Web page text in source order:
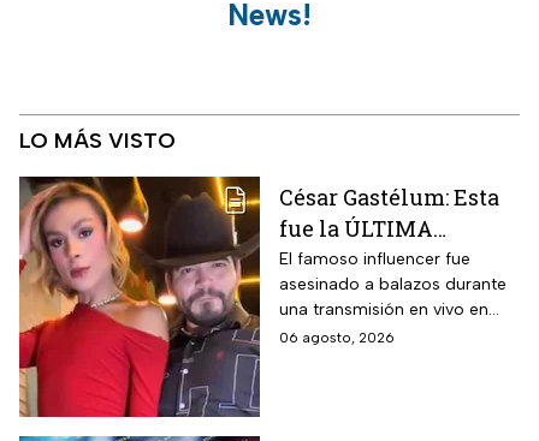
News!
LO MÁS VISTO
César Gastélum: Esta
fue la ÚLTIMA
publicación del
influencer en redes
sociales: “La cita
fresita” | VIDEO
El famoso influencer fue
asesinado a balazos durante
una transmisión en vivo en
calles del municipio de
06 agosto, 2026